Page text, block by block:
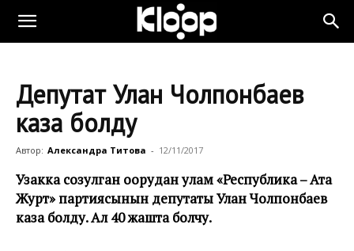
Депутат Улан Чолпонбаев
каза болду
Автор: Александра Титова - 12/11/2017
Узакка созулган оорудан улам «Республика – Ата
Журт» партиясынын депутаты Улан Чолпонбаев
каза болду. Ал 40 жашта болчу.